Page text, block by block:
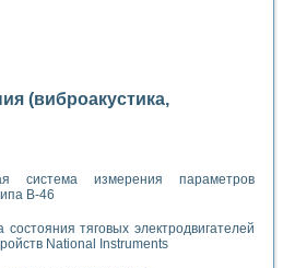
(виброакустика,
система измерения параметров
В-46
тяговых электродвигателей
National Instruments